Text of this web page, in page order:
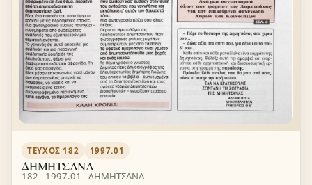
ΤΕΎΧΟΣ 182 1997.01
ΔΗΜΗΤΣΑΝΑ
182 - 1997.01 - ΔΗΜΗΤΣΑΝΑ